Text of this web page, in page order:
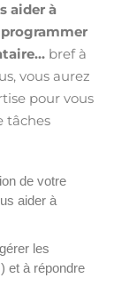
aider à
bref à
vous aurez
pour vous
tâches
de votre
aider à
les
et à répondre